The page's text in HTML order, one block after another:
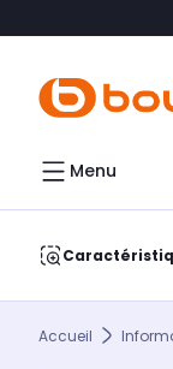
Menu
Accueil